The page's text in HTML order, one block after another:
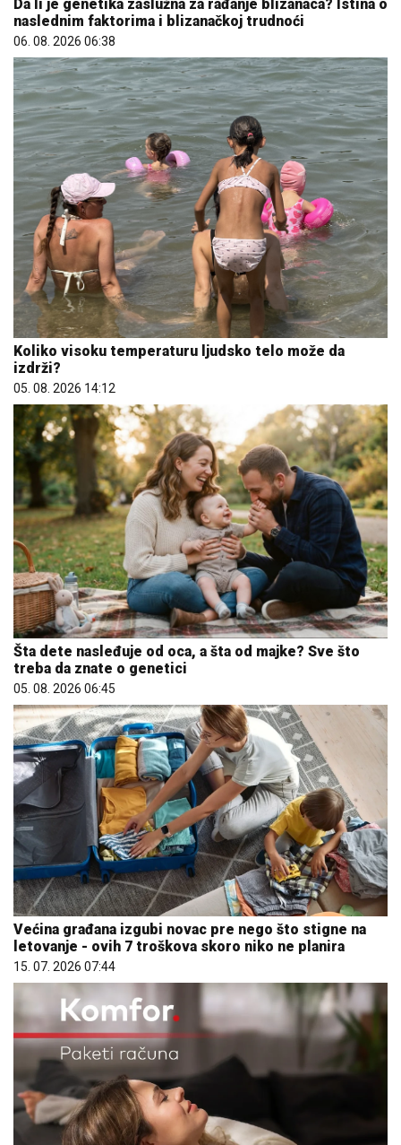
Da li je genetika zaslužna za rađanje blizanaca? Istina o
naslednim faktorima i blizanačkoj trudnoći
06. 08. 2026 06:38
Koliko visoku temperaturu ljudsko telo može da
izdrži?
05. 08. 2026 14:12
Šta dete nasleđuje od oca, a šta od majke? Sve što
treba da znate o genetici
05. 08. 2026 06:45
Većina građana izgubi novac pre nego što stigne na
letovanje - ovih 7 troškova skoro niko ne planira
15. 07. 2026 07:44